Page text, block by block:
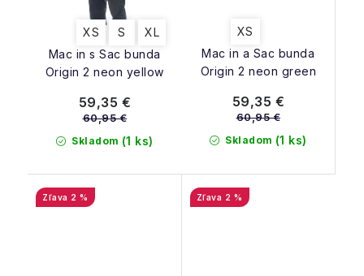
Mac in s Sac bunda
Origin 2 neon yellow
XS S XL
Skladom (1 ks)
59,35 €
60,95 €
Mac in a Sac bunda
Origin 2 neon green
XS
Skladom (1 ks)
59,35 €
60,95 €
2 % 2 %